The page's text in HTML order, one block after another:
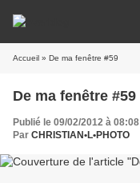
Accueil » De ma fenêtre #59
De ma fenêtre #59
Publié le 09/02/2012 à 08:08
Par CHRISTIAN•L•PHOTO